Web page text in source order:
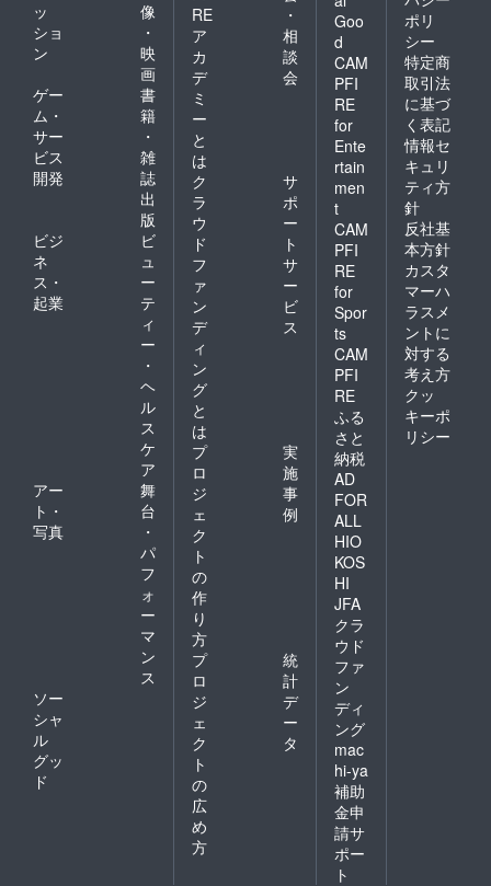
ッ
ショ
ン
像
・
映
画
ゲー
ム・
サー
ビス
開発
書
籍
・
雑
誌
出
版
ビジ
ネ
ス・
起業
ビ
ュ
ー
テ
ィ
ー
・
ヘ
ル
ス
ケ
ア
アー
ト・
写真
舞
台
・
パ
フ
ォ
ー
マ
ン
ス
ソー
シャ
ル
グッ
ド
RE
ア
カ
デ
ミ
ー
と
は
・
相
談
会
ク
ラ
ウ
ド
フ
ァ
ン
デ
ィ
ン
グ
と
は
サ
ポ
ー
ト
サ
ー
ビ
ス
プ
ロ
ジ
ェ
ク
ト
の
作
り
方
実
施
事
例
プ
ロ
ジ
ェ
ク
ト
の
広
め
方
統
計
デ
ー
タ
Goo
d
CAM
PFI
RE
for
Ente
rtain
men
t
CAM
PFI
RE
for
Spor
ts
CAM
PFI
RE
ふる
さと
納税
AD
FOR
ALL
HIO
KOS
HI
JFA
クラ
ウド
ファ
ン
ディ
ング
mac
hi-ya
補助
金申
請サ
ポー
ト
ポリ
シー
特定商
取引法
に基づ
く表記
情報セ
キュリ
ティ方
針
反社基
本方針
カスタ
マーハ
ラスメ
ントに
対する
考え方
クッ
キーポ
リシー